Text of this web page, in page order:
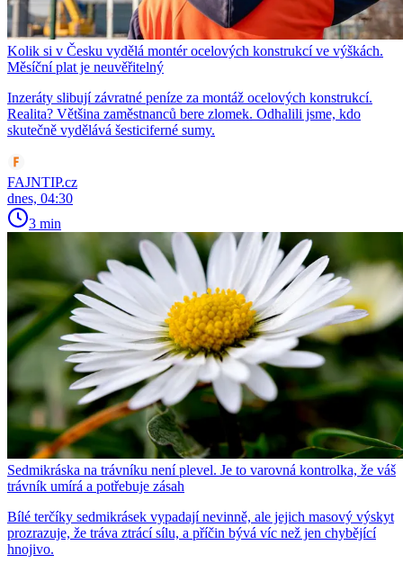
Kolik si v Česku vydělá montér ocelových konstrukcí ve výškách.
Měsíční plat je neuvěřitelný
Inzeráty slibují závratné peníze za montáž ocelových konstrukcí.
Realita? Většina zaměstnanců bere zlomek. Odhalili jsme, kdo
skutečně vydělává šesticiferné sumy.
FAJNTIP.cz
dnes, 04:30
3 min
Sedmikráska na trávníku není plevel. Je to varovná kontrolka, že váš
trávník umírá a potřebuje zásah
Bílé terčíky sedmikrásek vypadají nevinně, ale jejich masový výskyt
prozrazuje, že tráva ztrácí sílu, a příčin bývá víc než jen chybějící
hnojivo.